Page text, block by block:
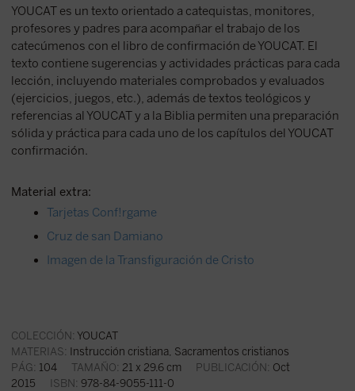
YOUCAT es un texto orientado a catequistas, monitores,
profesores y padres para acompañar el trabajo de los
catecúmenos con el libro de confirmación de YOUCAT. El
texto contiene sugerencias y actividades prácticas para cada
lección, incluyendo materiales comprobados y evaluados
(ejercicios, juegos, etc.), además de textos teológicos y
referencias al YOUCAT y a la Biblia permiten una preparación
sólida y práctica para cada uno de los capítulos del YOUCAT
confirmación.
Material extra:
Tarjetas Conf!rgame
Cruz de san Damiano
Imagen de la Transfiguración de Cristo
COLECCIÓN: YOUCAT
MATERIAS: Instrucción cristiana, Sacramentos cristianos
PÁG: 104 TAMAÑO: 21 x 29.6 cm PUBLICACIÓN: Oct
2015 ISBN: 978-84-9055-111-0